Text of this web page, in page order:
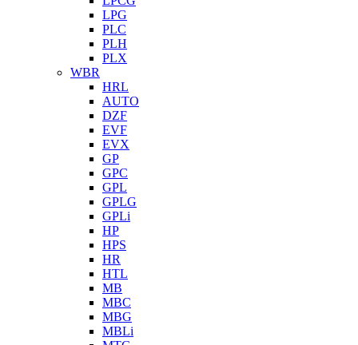
LPG
PLC
PLH
PLX
WBR
HRL
AUTO
DZF
EVF
EVX
GP
GPC
GPL
GPLG
GPLi
HP
HPS
HR
HTL
MB
MBC
MBG
MBLi